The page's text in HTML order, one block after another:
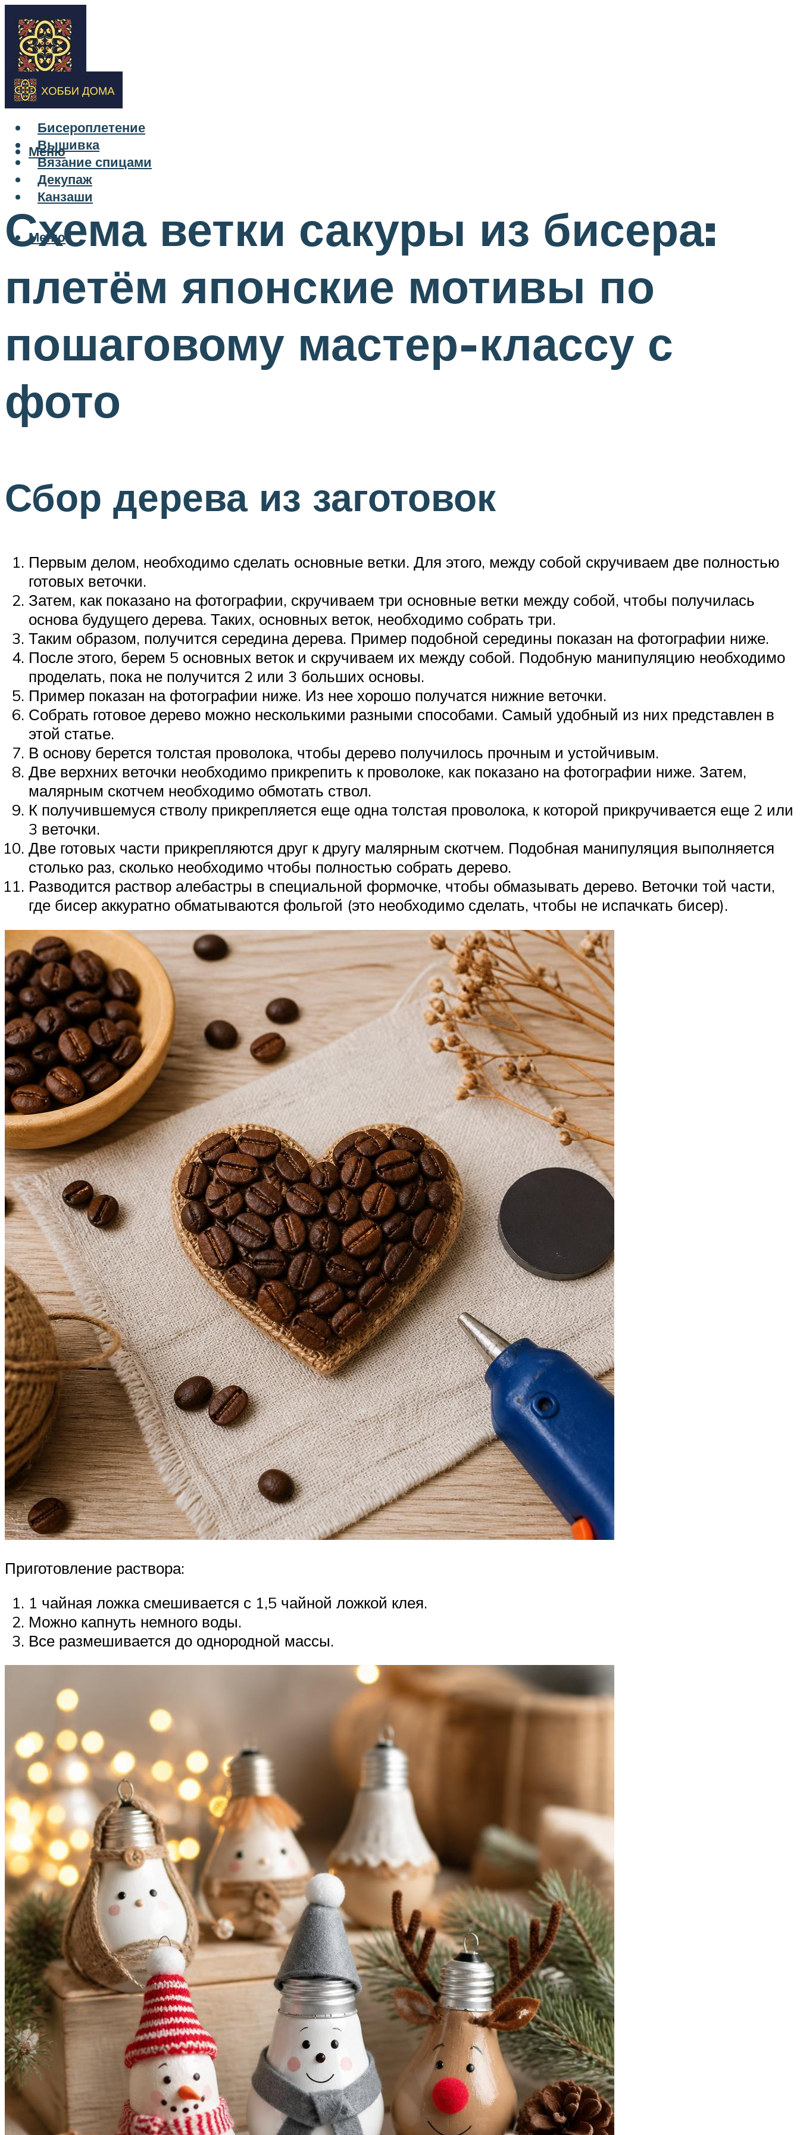
Бисероплетение
Вышивка
Вязание спицами
Декупаж
Канзаши
Меню
Меню
Схема ветки сакуры из бисера:
плетём японские мотивы по
пошаговому мастер-классу с
фото
Сбор дерева из заготовок
Первым делом, необходимо сделать основные ветки. Для этого, между собой скручиваем две полностью
готовых веточки.
Затем, как показано на фотографии, скручиваем три основные ветки между собой, чтобы получилась
основа будущего дерева. Таких, основных веток, необходимо собрать три.
Таким образом, получится середина дерева. Пример подобной середины показан на фотографии ниже.
После этого, берем 5 основных веток и скручиваем их между собой. Подобную манипуляцию необходимо
проделать, пока не получится 2 или 3 больших основы.
Пример показан на фотографии ниже. Из нее хорошо получатся нижние веточки.
Собрать готовое дерево можно несколькими разными способами. Самый удобный из них представлен в
этой статье.
В основу берется толстая проволока, чтобы дерево получилось прочным и устойчивым.
Две верхних веточки необходимо прикрепить к проволоке, как показано на фотографии ниже. Затем,
малярным скотчем необходимо обмотать ствол.
К получившемуся стволу прикрепляется еще одна толстая проволока, к которой прикручивается еще 2 или
3 веточки.
Две готовых части прикрепляются друг к другу малярным скотчем. Подобная манипуляция выполняется
столько раз, сколько необходимо чтобы полностью собрать дерево.
Разводится раствор алебастры в специальной формочке, чтобы обмазывать дерево. Веточки той части,
где бисер аккуратно обматываются фольгой (это необходимо сделать, чтобы не испачкать бисер).
Приготовление раствора:
1 чайная ложка смешивается с 1,5 чайной ложкой клея.
Можно капнуть немного воды.
Все размешивается до однородной массы.